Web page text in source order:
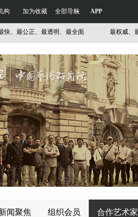
构 加为收藏 全部导航 APP
最公正、最透明、最全面 最权威、最
闻聚焦 组织会员 合作艺术家